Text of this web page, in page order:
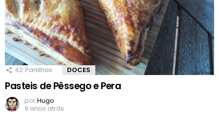
42 Partilhas DOCES
Pasteis de Pêssego e Pera
porHugo
9 anos atrás